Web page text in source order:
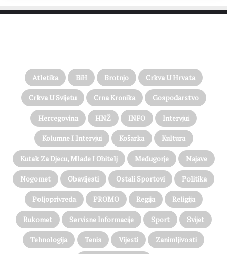
Atletika BiH Brotnjo Crkva U Hrvata
Crkva U Svijetu Crna Kronika Gospodarstvo
Hercegovina HNŽ INFO Intervjui
Kolumne I Intervjui Košarka Kultura
Kutak Za Djecu, Mlade I Obitelj Međugorje Najave
Nogomet Obavijesti Ostali Sportovi Politika
Poljoprivreda PROMO Regija Religija
Rukomet Servisne Informacije Sport Svijet
Tehnologija Tenis Vijesti Zanimljivosti